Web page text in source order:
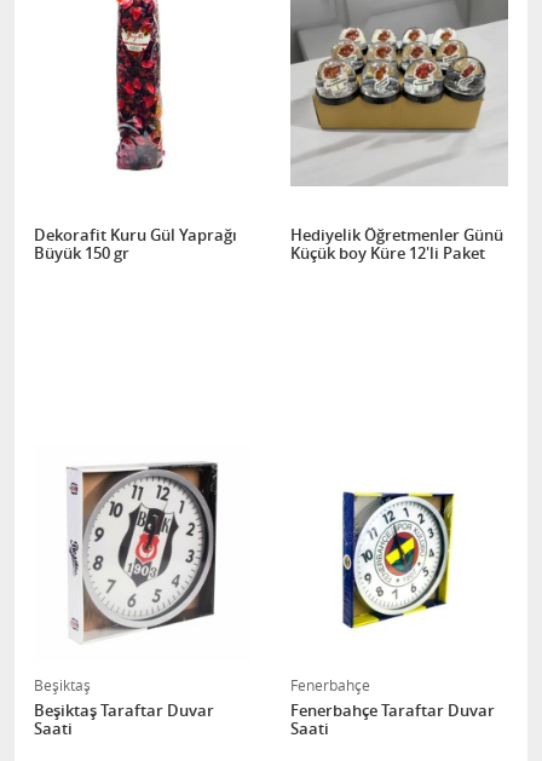
Dekorafit Kuru Gül Yaprağı
Büyük 150 gr
Hediyelik Öğretmenler Günü
Küçük boy Küre 12'li Paket
Beşiktaş
Beşiktaş Taraftar Duvar
Saati
Fenerbahçe
Fenerbahçe Taraftar Duvar
Saati